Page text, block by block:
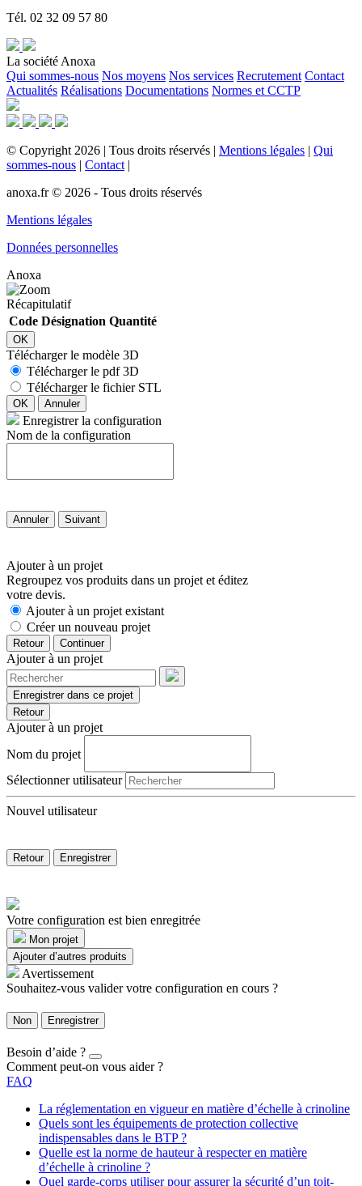
Tél. 02 32 09 57 80
La société Anoxa
Qui sommes-nous Nos moyens Nos services Recrutement Contact
Actualités Réalisations Documentations Normes et CCTP
© Copyright 2026 | Tous droits réservés | Mentions légales | Qui
sommes-nous | Contact |
anoxa.fr © 2026 - Tous droits réservés
Mentions légales
Données personnelles
Anoxa
Récapitulatif
Code Désignation Quantité
OK
Télécharger le modèle 3D
Télécharger le pdf 3D
Télécharger le fichier STL
OK Annuler
Enregistrer la configuration
Nom de la configuration
Annuler Suivant
Ajouter à un projet
Regroupez vos produits dans un projet et éditez
votre devis.
Ajouter à un projet existant
Créer un nouveau projet
Retour Continuer
Ajouter à un projet
Enregistrer dans ce projet
Retour
Ajouter à un projet
Nom du projet
Sélectionner utilisateur
Nouvel utilisateur
Retour Enregistrer
Votre configuration est bien enregitrée
Mon projet
Ajouter d’autres produits
Avertissement
Souhaitez-vous valider votre configuration en cours ?
Non Enregistrer
Besoin d’aide ?
Comment peut-on vous aider ?
FAQ
La réglementation en vigueur en matière d’échelle à crinoline
Quels sont les équipements de protection collective
indispensables dans le BTP ?
Quelle est la norme de hauteur à respecter en matière
d’échelle à crinoline ?
Quel garde-corps utiliser pour assurer la sécurité d’un toit-